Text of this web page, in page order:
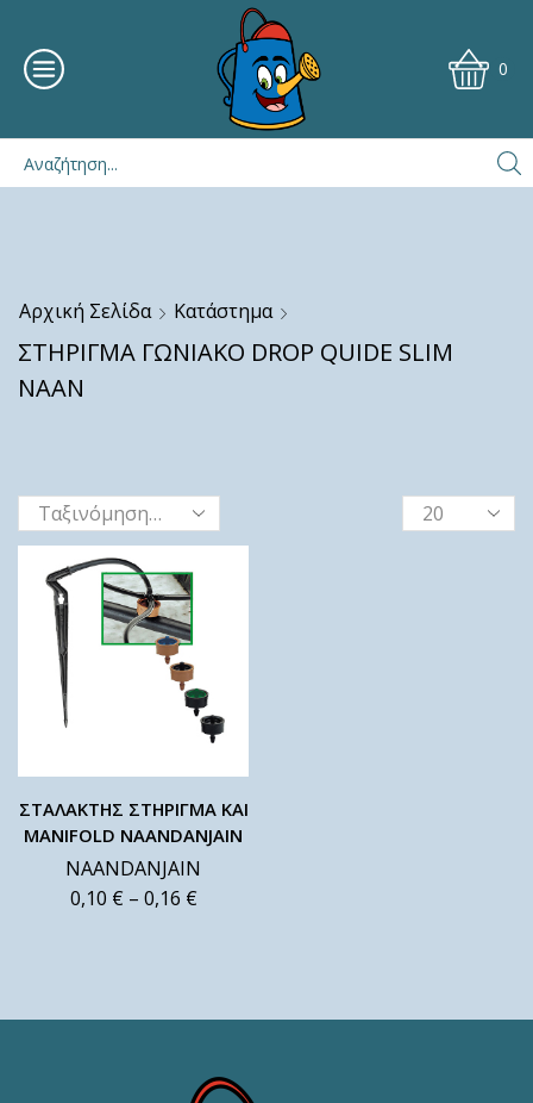
0
Αρχική Σελίδα Κατάστημα
ΣΤΗΡΙΓΜΑ ΓΩΝΙΑΚΟ DROP QUIDE SLIM
ΝΑΑΝ
ΣΤΑΛΑΚΤΗΣ ΣΤΗΡΙΓΜΑ ΚΑΙ
MANIFOLD NAANDANJAIN
NAANDANJAIN
0,10 € – 0,16 €